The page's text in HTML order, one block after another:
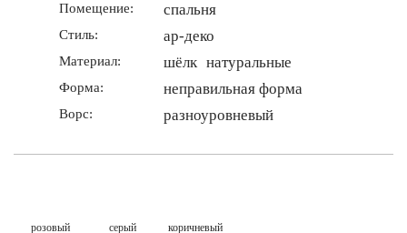
Помещение: спальня
Стиль: ар-деко
Материал: шёлк натуральные
Форма: неправильная форма
Ворс: разноуровневый
розовый серый коричневый